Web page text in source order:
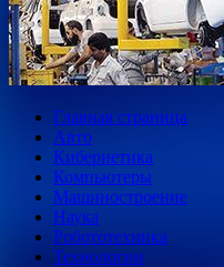
Главная страница
Авто
Кибернетика
Компьютеры
Машиностроение
Наука
Робототехника
Технологии